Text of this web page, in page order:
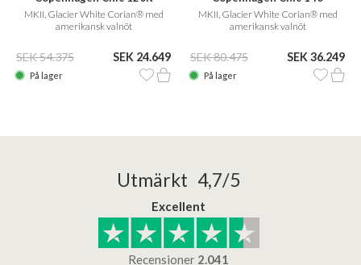
MKII, Glacier White Corian® med
amerikansk valnöt
SEK 54.375 SEK 24.649
På lager
MKII, Glacier White Corian® med
amerikansk valnöt
SEK 80.475 SEK 36.249
På lager
Utmärkt 4,7/5
Excellent
Recensioner 2.041